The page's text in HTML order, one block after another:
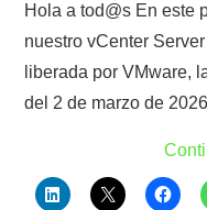
Hola a tod@s En este
nuestro vCenter
liberada por VMware,
del 2 de marzo de